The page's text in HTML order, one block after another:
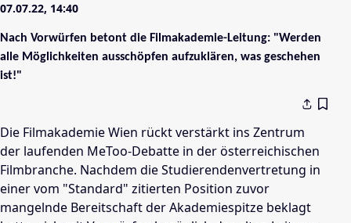
07.07.22, 14:40
Nach Vorwürfen betont die Filmakademie-Leitung: "Werden
alle Möglichkeiten ausschöpfen aufzuklären, was geschehen
ist!"
Die Filmakademie Wien rückt verstärkt ins Zentrum
der laufenden MeToo-Debatte in der österreichischen
Filmbranche. Nachdem die Studierendenvertretung in
einer vom "Standard" zitierten Position zuvor
mangelnde Bereitschaft der Akademiespitze beklagt